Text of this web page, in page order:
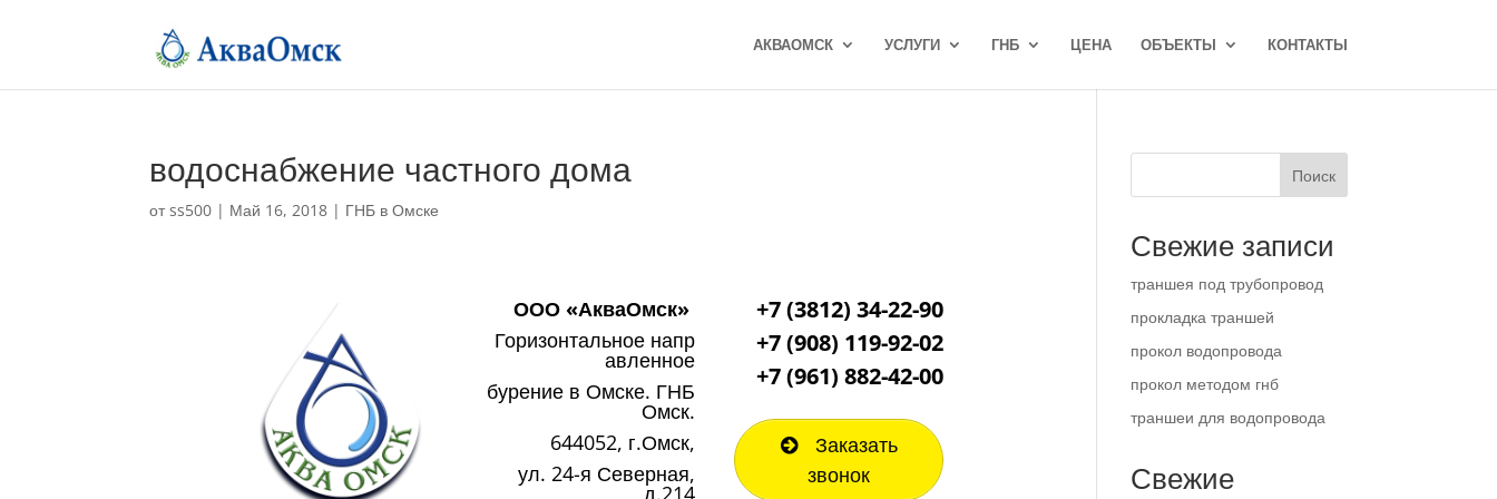
АКВАОМСК УСЛУГИ ГНБ ЦЕНА ОБЪЕКТЫ КОНТАКТЫ
водоснабжение частного дома
отss500 | Май 16, 2018 | ГНБ в Омске
ООО «АкваОмск»
Горизонтальное напр
авленное
бурение в Омске. ГНБ
Омск.
644052, г.Омск,
ул. 24-я Северная,
+7 (3812) 34-22-90
+7 (908) 119-92-02
+7(961) 882-42-00
Заказать
звонок
Поиск
Свежие записи
траншея под трубопровод
прокладка траншей
прокол водопровода
прокол методом гнб
траншеи для водопровода
Свежие